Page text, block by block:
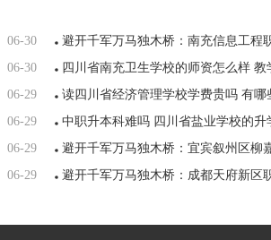
06-30
避开千军万马独木桥：南充信息工程
道超车
06-30 四川省南充卫生学校的师资怎么样 教
06-29 读四川省经济管理学校学费贵吗 有哪
06-29 中职升本科难吗 四川省盐业学校的升
06-29
避开千军万马独木桥：宜宾叙州区柳
帮你弯道超车
06-29
避开千军万马独木桥：成都天府新区